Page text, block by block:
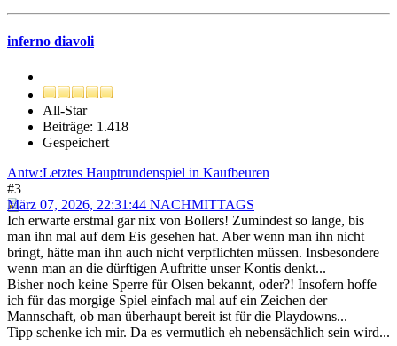
inferno diavoli
All-Star
Beiträge: 1.418
Gespeichert
Antw:Letztes Hauptrundenspiel in Kaufbeuren
#3
März 07, 2026, 22:31:44 NACHMITTAGS
Ich erwarte erstmal gar nix von Bollers! Zumindest so lange, bis
man ihn mal auf dem Eis gesehen hat. Aber wenn man ihn nicht
bringt, hätte man ihn auch nicht verpflichten müssen. Insbesondere
wenn man an die dürftigen Auftritte unser Kontis denkt...
Bisher noch keine Sperre für Olsen bekannt, oder?! Insofern hoffe
ich für das morgige Spiel einfach mal auf ein Zeichen der
Mannschaft, ob man überhaupt bereit ist für die Playdowns...
Tipp schenke ich mir. Da es vermutlich eh nebensächlich sein wird...